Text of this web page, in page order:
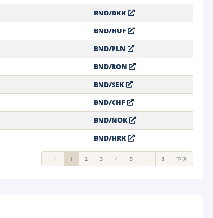
BND/DKK
BND/HUF
BND/PLN
BND/RON
BND/SEK
BND/CHF
BND/NOK
BND/HRK
上页 1 2 3 4 5 8 下页